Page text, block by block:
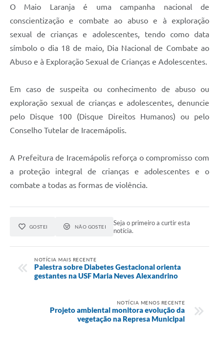
O Maio Laranja é uma campanha nacional de
conscientização e combate ao abuso e à exploração
sexual de crianças e adolescentes, tendo como data
símbolo o dia 18 de maio, Dia Nacional de Combate ao
Abuso e à Exploração Sexual de Crianças e Adolescentes.
Em caso de suspeita ou conhecimento de abuso ou
exploração sexual de crianças e adolescentes, denuncie
pelo Disque 100 (Disque Direitos Humanos) ou pelo
Conselho Tutelar de Iracemápolis.
A Prefeitura de Iracemápolis reforça o compromisso com
a proteção integral de crianças e adolescentes e o
combate a todas as formas de violência.
GOSTEI NÃO GOSTEI
Seja o primeiro a curtir esta
notícia.
NOTÍCIA MAIS RECENTE
Palestra sobre Diabetes Gestacional orienta
gestantes na USF Maria Neves Alexandrino
NOTÍCIA MENOS RECENTE
Projeto ambiental monitora evolução da
vegetação na Represa Municipal